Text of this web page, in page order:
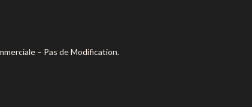
– Pas de Modification.